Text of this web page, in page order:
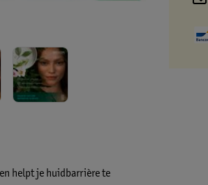
helpt je huidbarrière te